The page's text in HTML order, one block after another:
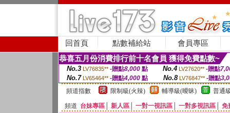
回首頁 點數補給站 會員專區
恭喜五月份消費排行前十名會員 獲得免費點數~
No.3 LV76835** -贈點8,000點 No.4 LV27620** -贈點
No.7 LV65464** -贈點4,000 點 No.8 LV76847** -贈點
頻道指數
限制級(火辣) 輔導級(曖昧) 普通
頻道 台妹專區 新人區 一對一視訊區 一對多視訊區 免